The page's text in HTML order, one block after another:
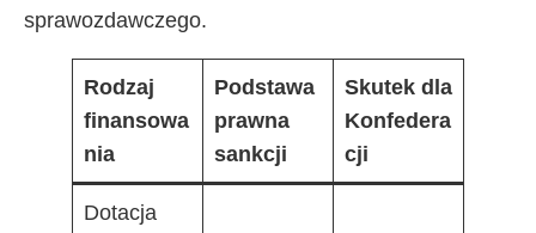
sprawozdawczego.
Rodzaj
finansowa
nia
Podstawa
prawna
sankcji
Skutek dla
Konfedera
cji
Dotacja